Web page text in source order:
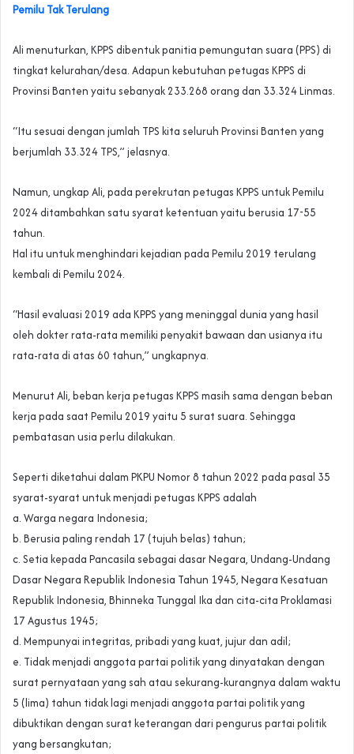
Pemilu Tak Terulang
Ali menuturkan, KPPS dibentuk panitia pemungutan suara (PPS) di
tingkat kelurahan/desa. Adapun kebutuhan petugas KPPS di
Provinsi Banten yaitu sebanyak 233.268 orang dan 33.324 Linmas.
“Itu sesuai dengan jumlah TPS kita seluruh Provinsi Banten yang
berjumlah 33.324 TPS,” jelasnya.
Namun, ungkap Ali, pada perekrutan petugas KPPS untuk Pemilu
2024 ditambahkan satu syarat ketentuan yaitu berusia 17-55
tahun.
Hal itu untuk menghindari kejadian pada Pemilu 2019 terulang
kembali di Pemilu 2024.
“Hasil evaluasi 2019 ada KPPS yang meninggal dunia yang hasil
oleh dokter rata-rata memiliki penyakit bawaan dan usianya itu
rata-rata di atas 60 tahun,” ungkapnya.
Menurut Ali, beban kerja petugas KPPS masih sama dengan beban
kerja pada saat Pemilu 2019 yaitu 5 surat suara. Sehingga
pembatasan usia perlu dilakukan.
Seperti diketahui dalam PKPU Nomor 8 tahun 2022 pada pasal 35
syarat-syarat untuk menjadi petugas KPPS adalah
a. Warga negara Indonesia;
b. Berusia paling rendah 17 (tujuh belas) tahun;
c. Setia kepada Pancasila sebagai dasar Negara, Undang-Undang
Dasar Negara Republik Indonesia Tahun 1945, Negara Kesatuan
Republik Indonesia, Bhinneka Tunggal Ika dan cita-cita Proklamasi
17 Agustus 1945;
d. Mempunyai integritas, pribadi yang kuat, jujur dan adil;
e. Tidak menjadi anggota partai politik yang dinyatakan dengan
surat pernyataan yang sah atau sekurang-kurangnya dalam waktu
5 (lima) tahun tidak lagi menjadi anggota partai politik yang
dibuktikan dengan surat keterangan dari pengurus partai politik
yang bersangkutan;